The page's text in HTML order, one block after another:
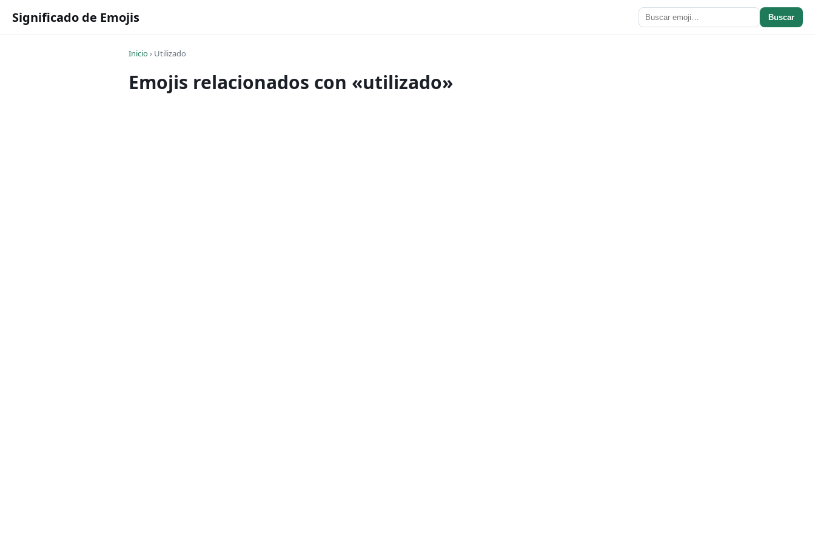
Significado de Emojis Buscar
Inicio› Utilizado
Emojis relacionados con «utilizado»